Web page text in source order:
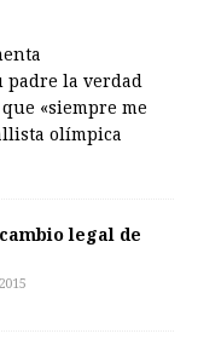
la verdad
«siempre me
olímpica
legal de